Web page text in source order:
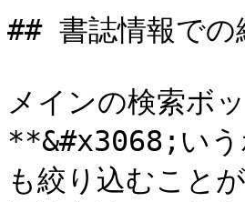
## 書誌情報での
メインの検索ボ
**&#x3068;いう
も絞り込むこと